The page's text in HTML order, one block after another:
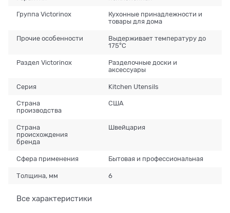
Группа Victorinox
Кухонные принадлежности и
товары для дома
Прочие особенности
Выдерживает температуру до
175°C
Раздел Victorinox
Разделочные доски и
аксессуары
Серия Kitchen Utensils
Страна
производства
США
Страна
происхождения
бренда
Швейцария
Сфера применения Бытовая и профессиональная
Толщина, мм 6
Все характеристики